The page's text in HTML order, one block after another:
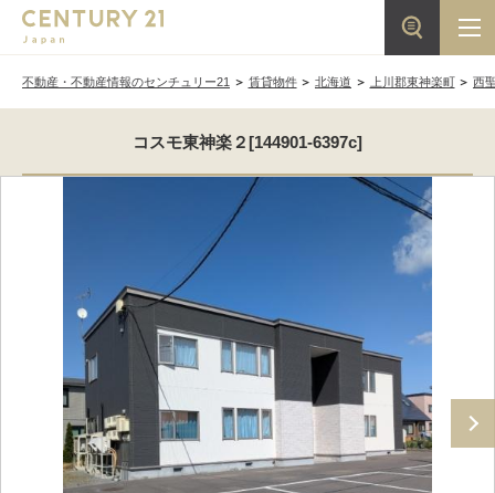
不動産・不動産情報のセンチュリー21 賃貸物件 北海道 上川郡東神楽町 西
コスモ東神楽２[144901-6397c]